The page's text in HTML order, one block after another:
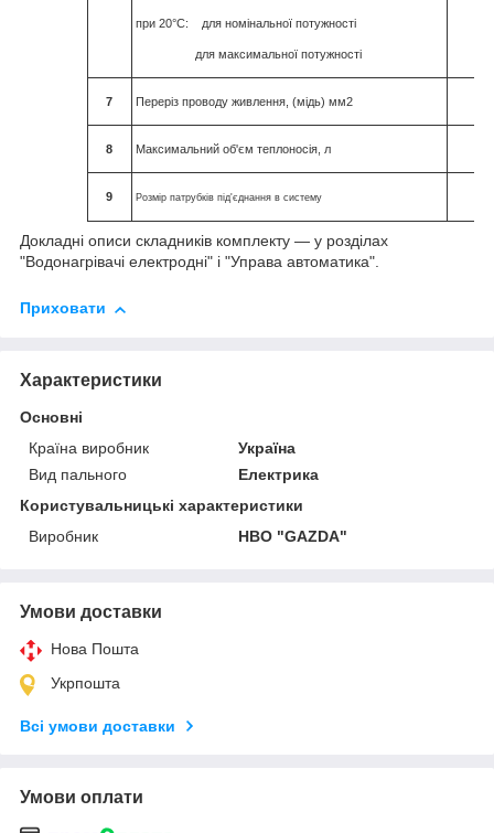
при20°С: для номінальної потужності
для максимальної потужності
7 Переріз проводу живлення, (мідь) мм2
8 Максимальний об'єм теплоносія, л
9 Розмір патрубків під'єднання в систему
Докладні описи складників комплекту ― у розділах
"Водонагрівачі електродні" і "Управа автоматика".
Приховати
Характеристики
Основні
Країна виробник
Україна
Вид пального
Електрика
Користувальницькі характеристики
Виробник
НВО "GAZDA"
Умови доставки
Нова Пошта
Укрпошта
Всі умови доставки
Умови оплати